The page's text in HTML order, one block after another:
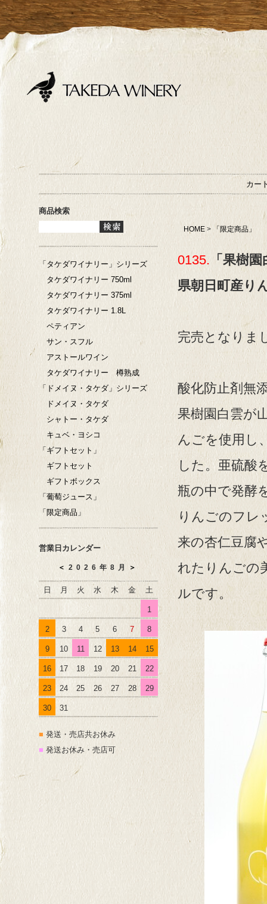
カー
商品検索
「タケダワイナリー」シリーズ
タケダワイナリー 750ml
タケダワイナリー 375ml
タケダワイナリー 1.8L
ペティアン
サン・スフル
アストールワイン
タケダワイナリー 樽熟成
「ドメイヌ・タケダ」シリーズ
ドメイヌ・タケダ
シャトー・タケダ
キュベ・ヨシコ
「ギフトセット」
ギフトセット
ギフトボックス
「葡萄ジュース」
「限定商品」
営業日カレンダー
＜ 2026年8月 ＞
日 月 火 水 木 金 土
1
2 3 4 5 6 7 8
9 10 11 12 13 14 15
16 17 18 19 20 21 22
23 24 25 26 27 28 29
30 31
■ 発送・売店共お休み
■ 発送お休み・売店可
HOME > 「限定商品」
0135. 「果樹
県朝日町産り
完売となりま
酸化防止剤無
果樹園白雲が
んごを使用し
した。亜硫酸
瓶の中で発酵
りんごのフレ
来の杏仁豆腐
れたりんごの
ルです。